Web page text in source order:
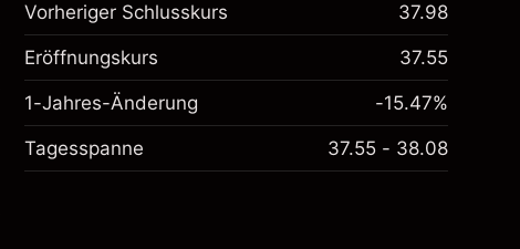
Vorheriger Schlusskurs 37.98
Eröffnungskurs 37.55
1-Jahres-Änderung -15.47%
Tagesspanne 37.55 - 38.08